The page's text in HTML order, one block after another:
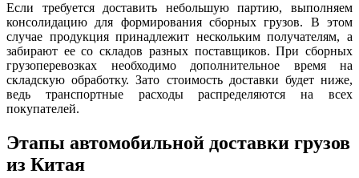
Если требуется доставить небольшую партию, выполняем
консолидацию для формирования сборных грузов. В этом
случае продукция принадлежит нескольким получателям, а
забирают ее со складов разных поставщиков. При сборных
грузоперевозках необходимо дополнительное время на
складскую обработку. Зато стоимость доставки будет ниже,
ведь транспортные расходы распределяются на всех
покупателей.
Этапы автомобильной доставки грузов
из Китая